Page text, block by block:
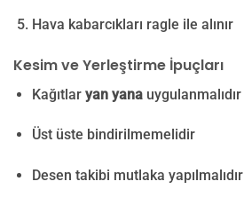
Hava kabarcıkları ragle ile alınır
Kesim ve Yerleştirme İpuçları
Kağıtlar yan yanauygulanmalıdır
Üst üste bindirilmemelidir
Desen takibi mutlaka yapılmalıdır